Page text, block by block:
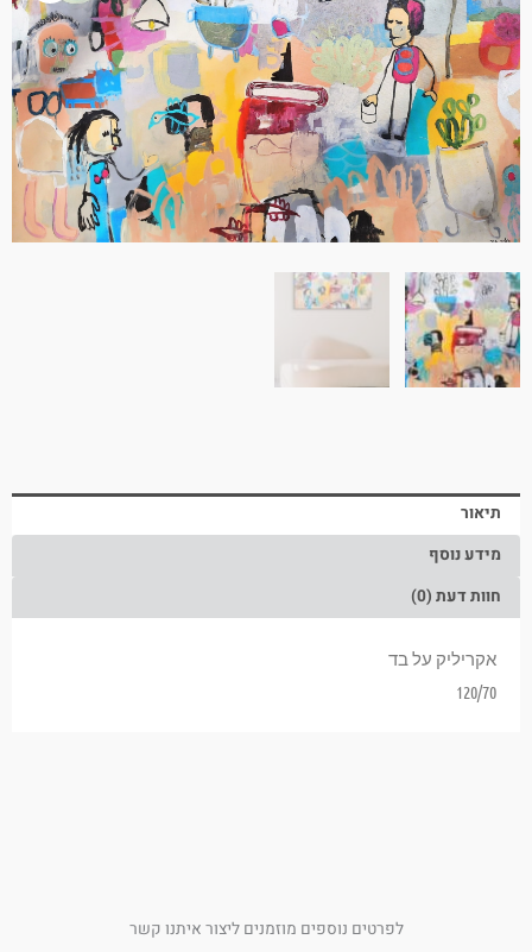
תיאור
מידע נוסף
חוות דעת (0)
אקריליק על בד
120/70
לפרטים נוספים מוזמנים ליצור איתנו קשר